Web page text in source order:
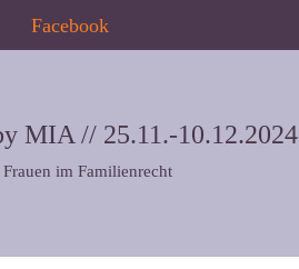
Facebook
MIA // 25.11.-10.12.2024
im Familienrecht